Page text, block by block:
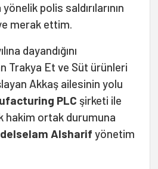
polis saldırılarının
merak ettim.
dayandığını
Trakya Et ve Süt ürünleri
Akkaş ailesinin yolu
PLC şirketi ile
hakim ortak durumuna
Alsharif yönetim